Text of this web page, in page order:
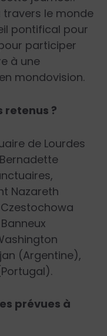
travers le monde
pontifical pour
participer
à une
mondovision.
retenus ?
de Lourdes
Nazareth
(Argentine),
prévues à